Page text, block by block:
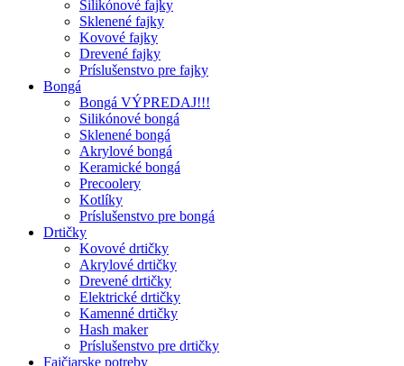
Silikónové fajky
Sklenené fajky
Kovové fajky
Drevené fajky
Príslušenstvo pre fajky
Bongá
Bongá VÝPREDAJ!!!
Silikónové bongá
Sklenené bongá
Akrylové bongá
Keramické bongá
Precoolery
Kotlíky
Príslušenstvo pre bongá
Drtičky
Kovové drtičky
Akrylové drtičky
Drevené drtičky
Elektrické drtičky
Kamenné drtičky
Hash maker
Príslušenstvo pre drtičky
Fajčiarske potreby